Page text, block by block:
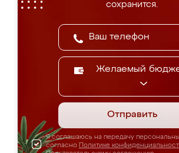
сохранится.
Желаемый
Отправить
Я соглашаюсь на передачу
согласно Политике